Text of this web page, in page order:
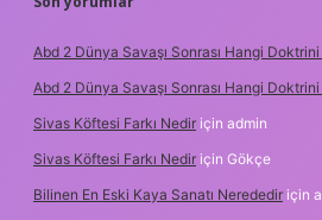
Abd 2 Dünya Savaşı Sonrası Hangi
Abd 2 Dünya Savaşı Sonrası Hangi
Sivas Köftesi Farkı Nedir için admin
Sivas Köftesi Farkı Nedir için Gökçe
Bilinen En Eski Kaya Sanatı Nerededir için